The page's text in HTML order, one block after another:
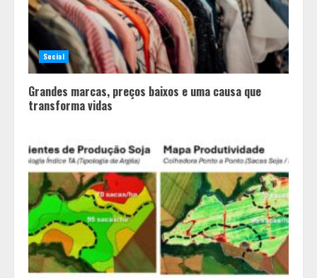
Social
Grandes marcas, preços baixos e uma causa que
transforma vidas